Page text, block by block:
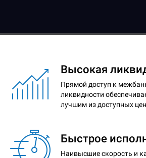
Высокая
Прямой доступ к
ликвидности
лучшим из доступных
Быстрое
Наивысшие скорость и